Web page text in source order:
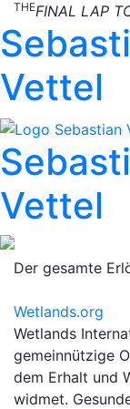
Skip
to
content
THEFINAL LAP
Vettel
Vettel
Der gesamte
Wetlands.org
Wetlands
gemeinnützige
dem Erhalt und
widmet.